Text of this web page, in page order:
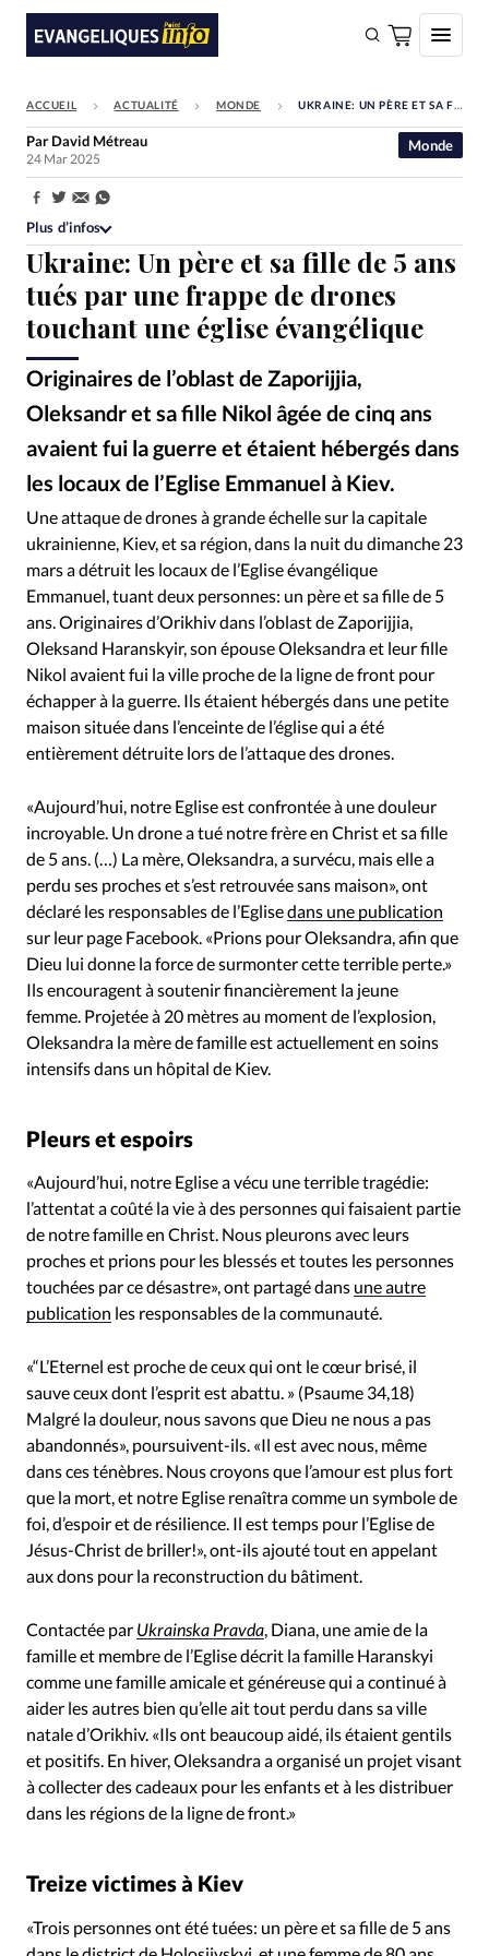
FAIRE UN DON
Faire un don
Eglises
Société
Monde
Bible
Toute l'actualité
Se connecter
Devise:CHF
RUBRIQUES
Toute l'actualité Bible Culture
Economie
Eglises
Histoire Laicité
Liberté religieuse
Mission
Monde People Politique
Religions
Société
ACCUEIL ACTUALITÉ MONDE UKRAINE: UN PÈRE ET SA FILLE DE 5 ANS TUÉS PAR UNE FRAPPE DE DRONES TOUCHANT UNE ÉGLISE ÉVANGÉLIQUE
Ukraine: Un père et sa fille de 5 ans
tués par une frappe de drones
touchant une église évangélique
Originaires de l’oblast de Zaporijjia,
Oleksandr et sa fille Nikol âgée de cinq ans
avaient fui la guerre et étaient hébergés dans
les locaux de l’Eglise Emmanuel à Kiev.
Monde
Par David Métreau
24 Mar 2025
Partager:
Plus d’infos
Une attaque de drones à grande échelle sur la capitale
ukrainienne, Kiev, et sa région, dans la nuit du dimanche 23
mars a détruit les locaux de l’Eglise évangélique
Emmanuel, tuant deux personnes: un père et sa fille de 5
ans. Originaires d’Orikhiv dans l’oblast de Zaporijjia,
Oleksand Haranskyir, son épouse Oleksandra et leur fille
Nikol avaient fui la ville proche de la ligne de front pour
échapper à la guerre. Ils étaient hébergés dans une petite
maison située dans l’enceinte de l’église qui a été
entièrement détruite lors de l’attaque des drones.
«Aujourd’hui, notre Eglise est confrontée à une douleur
incroyable. Un drone a tué notre frère en Christ et sa fille
de 5 ans. (…) La mère, Oleksandra, a survécu, mais elle a
perdu ses proches et s’est retrouvée sans maison», ont
déclaré les responsables de l’Eglisedans une publication
sur leur page Facebook. «Prions pour Oleksandra, afin que
Dieu lui donne la force de surmonter cette terrible perte.»
Ils encouragent à soutenir financièrement la jeune
femme. Projetée à 20 mètres au moment de l’explosion,
Oleksandra la mère de famille est actuellement en soins
intensifs dans un hôpital de Kiev.
Pleurs et espoirs
«Aujourd’hui, notre Eglise a vécu une terrible tragédie:
l’attentat a coûté la vie à des personnes qui faisaient partie
de notre famille en Christ. Nous pleurons avec leurs
proches et prions pour les blessés et toutes les personnes
touchées par ce désastre», ont partagé dans une autre
publication les responsables de la communauté.
«“L’Eternel est proche de ceux qui ont le cœur brisé, il
sauve ceux dont l’esprit est abattu. » (Psaume 34,18)
Malgré la douleur, nous savons que Dieu ne nous a pas
abandonnés», poursuivent-ils. «Il est avec nous, même
dans ces ténèbres. Nous croyons que l’amour est plus fort
que la mort, et notre Eglise renaîtra comme un symbole de
foi, d’espoir et de résilience. Il est temps pour l’Eglise de
Jésus-Christ de briller!», ont-ils ajouté tout en appelant
aux dons pour la reconstruction du bâtiment.
Contactée par Ukrainska Pravda, Diana, une amie de la
famille et membre de l’Eglise décrit la famille Haranskyi
comme une famille amicale et généreuse qui a continué à
aider les autres bien qu’elle ait tout perdu dans sa ville
natale d’Orikhiv. «Ils ont beaucoup aidé, ils étaient gentils
et positifs. En hiver, Oleksandra a organisé un projet visant
à collecter des cadeaux pour les enfants et à les distribuer
dans les régions de la ligne de front.»
Treize victimes à Kiev
«Trois personnes ont été tuées: un père et sa fille de 5 ans